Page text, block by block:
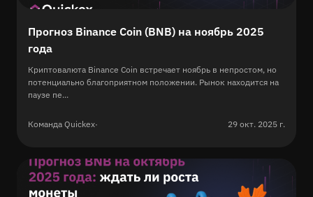
Прогноз Binance Coin (BNB) на ноябрь 2025
года
Криптовалюта Binance Coin встречает ноябрь в непростом, но
потенциально благоприятном положении. Рынок находится на
паузе пе...
Команда Quickex· 29 окт. 2025 г.